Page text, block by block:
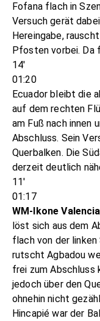
Fofana flach in
Versuch gerät
Hereingabe,
Pfosten vorbei. Da
14'
01:20
Ecuador bleibt die
auf dem rechten
am Fuß nach innen
Abschluss. Sein
Querbalken. Die
derzeit deutlich
11'
01:17
WM-Ikone
löst sich aus dem
flach von der
rutscht Agbadou
frei zum Abschluss
jedoch über den
ohnehin nicht
Hincapié war der